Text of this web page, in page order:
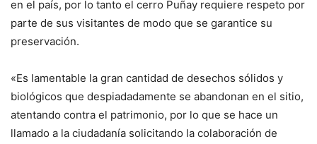
en el país, por lo tanto el cerro Puñay requiere respeto por
parte de sus visitantes de modo que se garantice su
preservación.
«Es lamentable la gran cantidad de desechos sólidos y
biológicos que despiadadamente se abandonan en el sitio,
atentando contra el patrimonio, por lo que se hace un
llamado a la ciudadanía solicitando la colaboración de